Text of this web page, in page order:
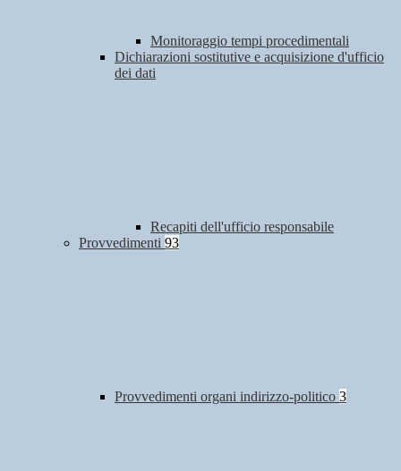
Monitoraggio tempi procedimentali
Dichiarazioni sostitutive e acquisizione d'ufficio
dei dati
Recapiti dell'ufficio responsabile
Provvedimenti 93
Provvedimenti organi indirizzo-politico 3